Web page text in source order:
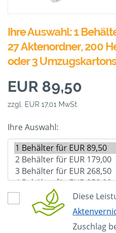
Ihre Auswahl: 1
27 Aktenordner, 200
oder 3 Umzugskartons
EUR 89,50
zzgl. EUR 17,01 MwSt.
Ihre Auswahl:
Diese
Zuschlag